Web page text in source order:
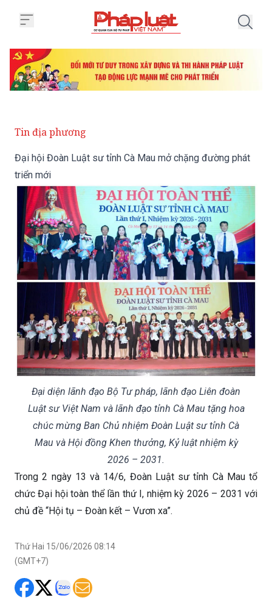
Tin địa phương
Đại hội Đoàn Luật sư tỉnh Cà Mau mở chặng đường phát
triển mới
Đại diện lãnh đạo Bộ Tư pháp, lãnh đạo Liên đoàn
Luật sư Việt Nam và lãnh đạo tỉnh Cà Mau tặng hoa
chúc mừng Ban Chủ nhiệm Đoàn Luật sư tỉnh Cà
Mau và Hội đồng Khen thưởng, Kỷ luật nhiệm kỳ
2026 – 2031.
Trong 2 ngày 13 và 14/6, Đoàn Luật sư tỉnh Cà Mau tổ
chức Đại hội toàn thể lần thứ I, nhiệm kỳ 2026 – 2031 với
chủ đề “Hội tụ – Đoàn kết – Vươn xa”.
Thứ Hai 15/06/2026 08:14
(GMT+7)